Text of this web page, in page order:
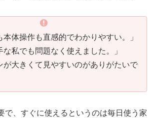
本体操作も直感的でわかりやすい。」
な私でも問題なく使えました。」
が大きくて見やすいのがありがたいで
で、すぐに使えるというのは毎日使う家